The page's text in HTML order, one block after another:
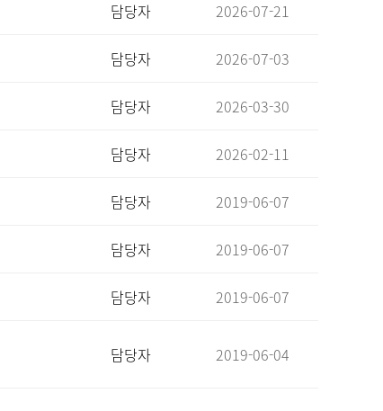
담당자 2026-07-21
담당자 2026-07-03
담당자 2026-03-30
담당자 2026-02-11
담당자 2019-06-07
담당자 2019-06-07
담당자 2019-06-07
담당자 2019-06-04